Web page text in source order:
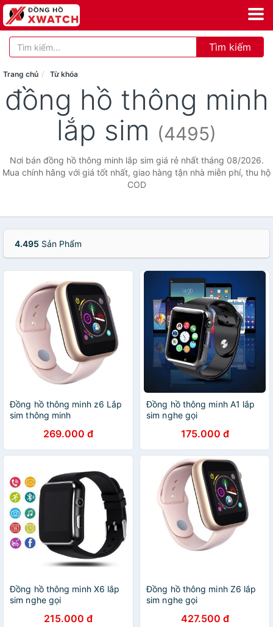
Tìm kiếm
Trang chủ Từ khóa
đồng hồ thông minh
lắp sim (4495)
Nơi bán đồng hồ thông minh lắp sim giá rẻ nhất tháng 08/2026.
Mua chính hãng với giá tốt nhất, giao hàng tận nhà miễn phí, thu hộ
COD
4.495 Sản Phẩm
Đồng hồ thông minh z6 Lắp
sim thông minh
269.000 đ
Đồng hồ thông minh A1 lắp
sim nghe gọi
175.000 đ
Đồng hồ thông minh X6 lắp
sim nghe gọi
215.000 đ
Đồng hồ thông minh Z6 lắp
sim nghe gọi
427.500 đ